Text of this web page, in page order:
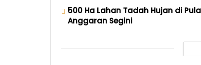
500 Ha Lahan Tadah Hujan di
Anggaran Segini